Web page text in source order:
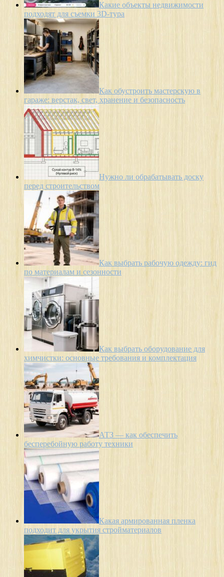
Какие объекты недвижимости
подходят для съемки 3D-тура
Как обустроить мастерскую в
гараже: верстак, свет, хранение и безопасность
Нужно ли обрабатывать доску
перед строительством
Как выбрать рабочую одежду: гид
по материалам и сезонности
Как выбрать оборудование для
химчистки: основные требования и комплектация
АТЗ — как обеспечить
бесперебойную работу техники
Какая армированная пленка
подходит для укрытия стройматериалов